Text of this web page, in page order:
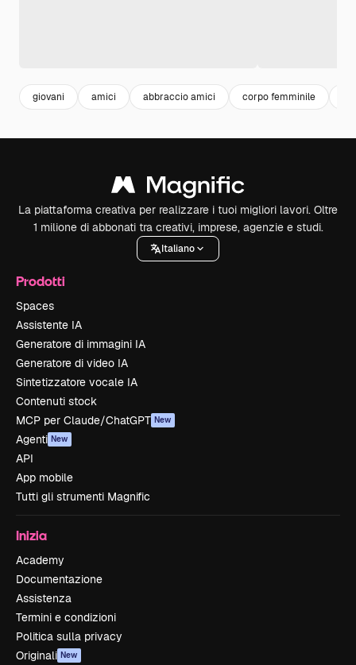
giovani amici abbraccio amici corpo femminile
La piattaforma creativa per realizzare i tuoi migliori lavori. Oltre
1 milione di abbonati tra creativi, imprese, agenzie e studi.
Italiano
Prodotti
Spaces
Assistente IA
Generatore di immagini IA
Generatore di video IA
Sintetizzatore vocale IA
Contenuti stock
MCP per Claude/ChatGPT New
Agenti New
API
App mobile
Tutti gli strumenti Magnific
Inizia
Academy
Documentazione
Assistenza
Termini e condizioni
Politica sulla privacy
Originali New